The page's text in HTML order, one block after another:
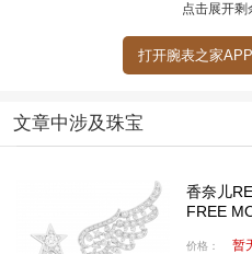
香奈儿于上海举办Reach
点击展开剩
打开腕表之家
文章中涉及珠宝
香奈儿
FREE
价格： 暂